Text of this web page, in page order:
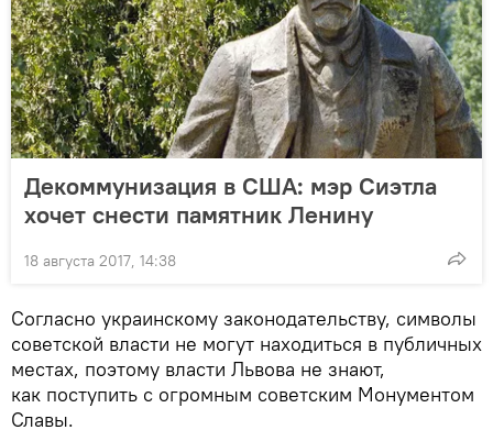
Декоммунизация в США: мэр Сиэтла
хочет снести памятник Ленину
18 августа 2017, 14:38
Согласно украинскому законодательству, символы
советской власти не могут находиться в публичных
местах, поэтому власти Львова не знают,
как поступить с огромным советским Монументом
Славы.